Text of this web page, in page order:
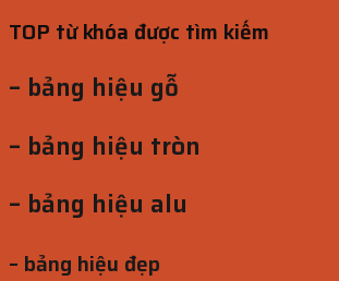
TOP từ khóa được tìm kiếm
– bảng hiệu gỗ
– bảng hiệu tròn
– bảng hiệu alu
– bảng hiệu đẹp